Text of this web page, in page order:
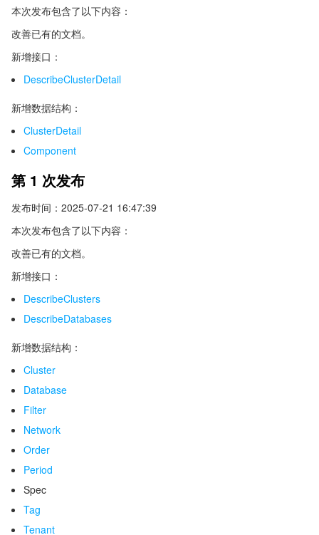
本次发布包含了以下内容：
改善已有的文档。
新增接口：
DescribeClusterDetail
新增数据结构：
ClusterDetail
Component
第 1 次发布
发布时间：2025-07-21 16:47:39
本次发布包含了以下内容：
改善已有的文档。
新增接口：
DescribeClusters
DescribeDatabases
新增数据结构：
Cluster
Database
Filter
Network
Order
Period
Spec
Tag
Tenant